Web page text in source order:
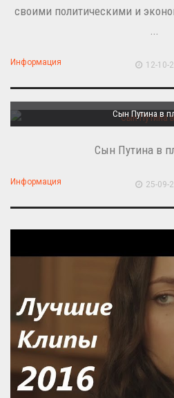
своими политическими и
...
Информация 12-10-
Сын Путина в
Сын Путина в
Информация 25-09-